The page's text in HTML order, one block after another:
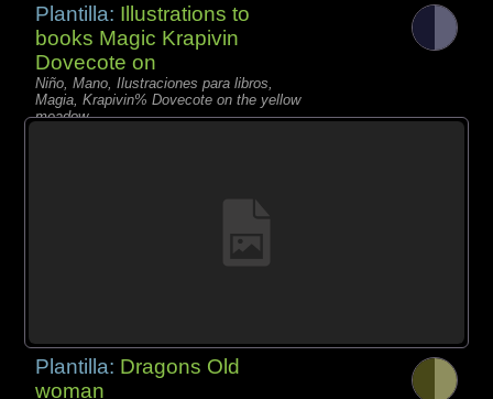
Plantilla: Illustrations to
books Magic Krapivin
Dovecote on
Niño, Mano, Ilustraciones para libros,
Magia, Krapivin% Dovecote on the yellow
meadow
Plantilla: Dragons Old
woman